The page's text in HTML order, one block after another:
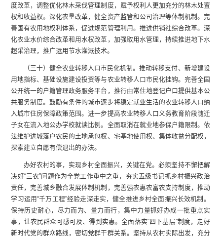
度改革，调整优化林木采伐管理制度，赋予权利人更加充分的林木处置
权和收益权。深化农垦改革，健全资产监管和公司治理等体制机制。完
善国有农用地权利体系，促进规范管理利用。推进供销社综合改革。深
化农业水价综合改革和用水权改革，加强取用水管理，持续推进地下水
超采治理，推广运用节水灌溉技术。
（三十）健全农业转移人口市民化机制。推动转移支付、新增建设
用地指标、基础设施建设投资等与农业转移人口市民化挂钩。完善全国
公开统一的户籍管理政务服务平台，推行由常住地登记户口提供基本公
共服务制度。鼓励有条件的城市逐步将稳定就业生活的农业转移人口纳
入城市住房保障政策范围。进一步提高农业转移人口义务教育阶段随迁
子女在流入地公办学校就读比例。全面取消在就业地参保户籍限制。依
法维护进城落户农民的土地承包权、宅基地使用权、集体收益分配权，
探索建立自愿有偿退出的办法。
办好农村的事，实现乡村全面振兴，关键在党。必须坚持不懈把解
决好“三农”问题作为全党工作重中之重，夯实五级书记抓乡村振兴政治
责任，完善城乡融合发展体制机制，完善强农惠农富农支持制度，推动
学习运用“千万工程”经验走深走实，健全推进乡村全面振兴长效机制。
保持历史耐心，尽力而为、量力而行，集中力量抓好办成一批重点实
事，让农民群众可感可及、得到实惠。全面落实“四下基层”制度，走好
新时代党的群众路线，密切党群干群关系。坚持从农村实际出发，充分